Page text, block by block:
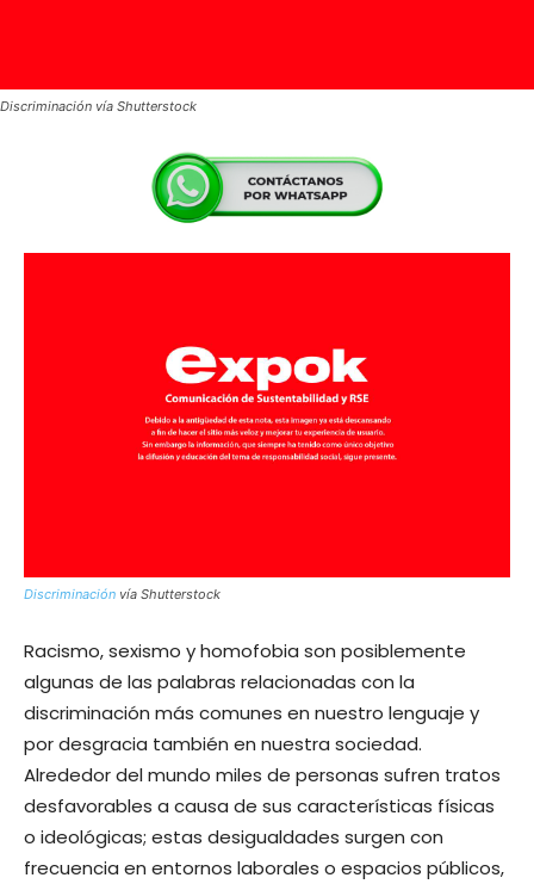
Discriminación vía Shutterstock
Discriminación vía Shutterstock
Racismo, sexismo y homofobia son posiblemente
algunas de las palabras relacionadas con la
discriminación más comunes en nuestro lenguaje y
por desgracia también en nuestra sociedad.
Alrededor del mundo miles de personas sufren tratos
desfavorables a causa de sus características físicas
o ideológicas; estas desigualdades surgen con
frecuencia en entornos laborales o espacios públicos,